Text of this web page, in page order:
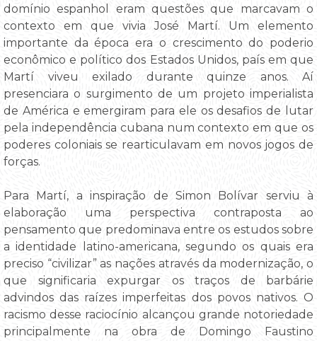
domínio espanhol eram questões que marcavam o
contexto em que vivia José Martí. Um elemento
importante da época era o crescimento do poderio
econômico e político dos Estados Unidos, país em que
Martí viveu exilado durante quinze anos. Aí
presenciara o surgimento de um projeto imperialista
de América e emergiram para ele os desafios de lutar
pela independência cubana num contexto em que os
poderes coloniais se rearticulavam em novos jogos de
forças.
Para Martí, a inspiração de Simon Bolívar serviu à
elaboração uma perspectiva contraposta ao
pensamento que predominava entre os estudos sobre
a identidade latino-americana, segundo os quais era
preciso “civilizar” as nações através da modernização, o
que significaria expurgar os traços de barbárie
advindos das raízes imperfeitas dos povos nativos. O
racismo desse raciocínio alcançou grande notoriedade
principalmente na obra de Domingo Faustino